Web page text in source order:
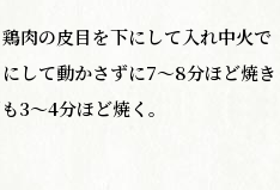
肉の皮目を下にして入れ中火で
して動かさずに7～8分ほど焼き
3～4分ほど焼く。